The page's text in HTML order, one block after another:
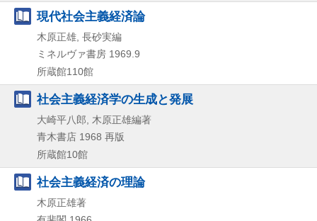
現代社会主義経済論
木原正雄, 長砂実編
ミネルヴァ書房 1969.9
所蔵館110館
社会主義経済学の生成と発展
大崎平八郎, 木原正雄編著
青木書店 1968 再版
所蔵館10館
社会主義経済の理論
木原正雄著